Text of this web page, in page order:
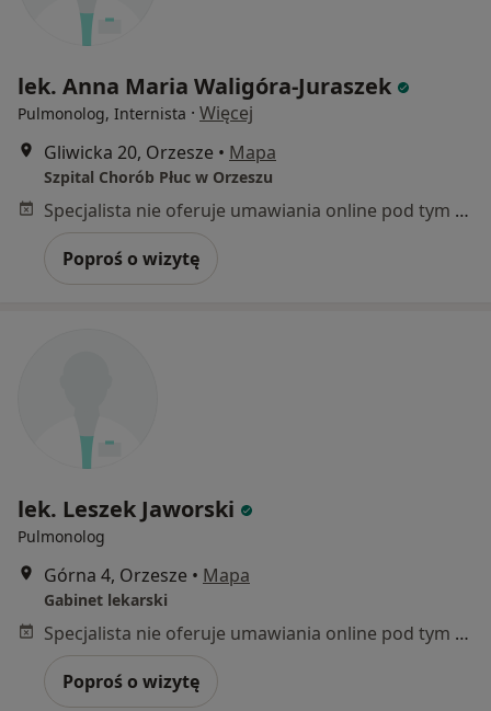
lek. Anna Maria Waligóra-Juraszek
Pulmonolog, Internista · Więcej
Gliwicka 20, Orzesze • Mapa
Szpital Chorób Płuc w Orzeszu
Specjalista nie oferuje umawiania online pod tym adresem.
Poproś o wizytę
lek. Leszek Jaworski
Pulmonolog
Górna 4, Orzesze • Mapa
Gabinet lekarski
Specjalista nie oferuje umawiania online pod tym adresem.
Poproś o wizytę